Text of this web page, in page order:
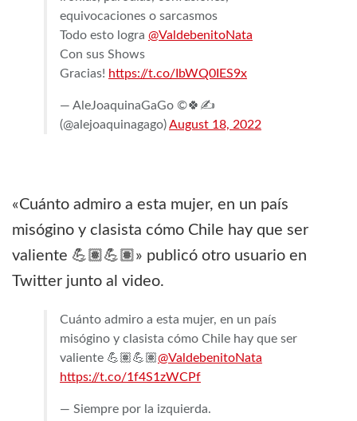
equivocaciones o sarcasmos
Todo esto logra @ValdebenitoNata
Con sus Shows
Gracias! https://t.co/IbWQ0IES9x
— AleJoaquinaGaGo ©🍀✍️
(@alejoaquinagago)August 18, 2022
«Cuánto admiro a esta mujer, en un país
misógino y clasista cómo Chile hay que ser
valiente 💪🏽💪🏽» publicó otro usuario en
Twitter junto al video.
Cuánto admiro a esta mujer, en un país
misógino y clasista cómo Chile hay que ser
valiente 💪🏽💪🏽@ValdebenitoNata
https://t.co/1f4S1zWCPf
— Siempre por la izquierda.